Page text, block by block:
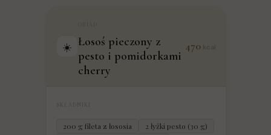
☀️ Łosoś pieczony z
pesto i pomidorkami
cherry
470
SKŁADNIKI
200 g fileta z łososia
2 łyżki pesto (30 g)